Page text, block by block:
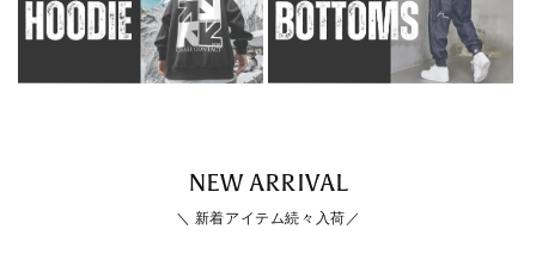
NEW ARRIVAL
＼ 新着アイテム続々入荷／